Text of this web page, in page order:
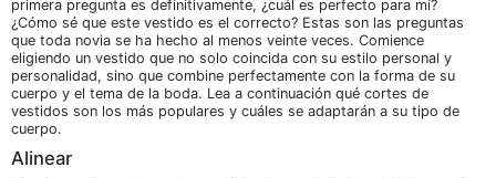
primera pregunta es definitivamente, ¿cuál es perfecto para mí?
¿Cómo sé que este vestido es el correcto? Estas son las preguntas
que toda novia se ha hecho al menos veinte veces. Comience
eligiendo un vestido que no solo coincida con su estilo personal y
personalidad, sino que combine perfectamente con la forma de su
cuerpo y el tema de la boda. Lea a continuación qué cortes de
vestidos son los más populares y cuáles se adaptarán a su tipo de
cuerpo.
Alinear